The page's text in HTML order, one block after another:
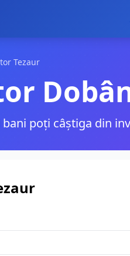
Tezaur
bani poți câștiga din